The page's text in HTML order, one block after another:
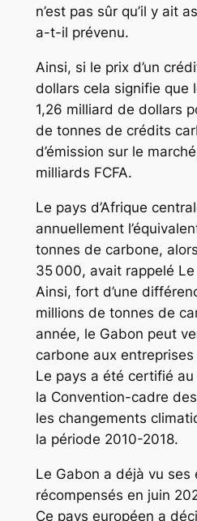
n’est pas sûr qu’il y ait
a-t-il prévenu.
Ainsi, si le prix d’un
dollars cela signifie que
1,26 milliard de dollars
de tonnes de crédits
d’émission sur le
milliards FCFA.
Le pays d’Afrique
annuellement
tonnes de carbone, alors
35 000, avait rappelé
Ainsi, fort d’une
millions de tonnes de
année, le Gabon peut
carbone aux
Le pays a été certifié
la Convention-cadre
les changements
la période 2010-2018.
Le Gabon a déjà vu ses
récompensés en juin
Ce pays européen a